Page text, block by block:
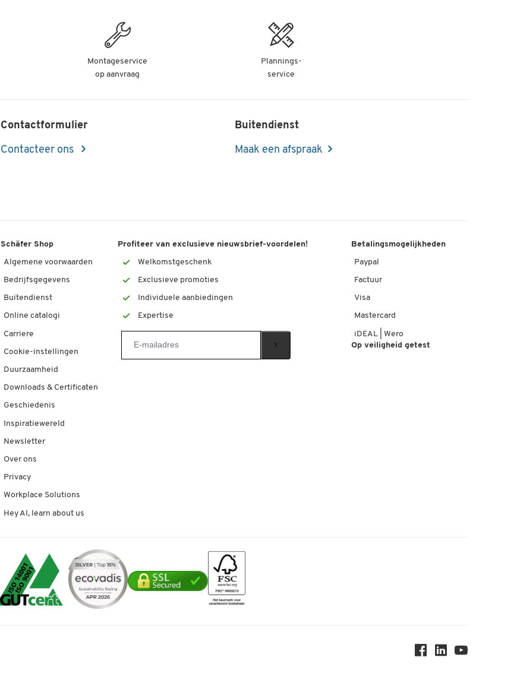
Montageservice
op aanvraag
Plannings-
service
Contactformulier
Contacteer ons
Buitendienst
Maak een afspraak
Schäfer Shop
Algemene voorwaarden
Bedrijfsgegevens
Buitendienst
Online catalogi
Carriere
Cookie-instellingen
Duurzaamheid
Downloads & Certificaten
Geschiedenis
Inspiratiewereld
Newsletter
Over ons
Privacy
Workplace Solutions
Hey AI, learn about us
Profiteer van exclusieve nieuwsbrief-voordelen!
Welkomstgeschenk
Exclusieve promoties
Individuele aanbiedingen
Expertise
Betalingsmogelijkheden
Paypal
Factuur
Visa
Mastercard
iDEAL | Wero
Op veiligheid getest